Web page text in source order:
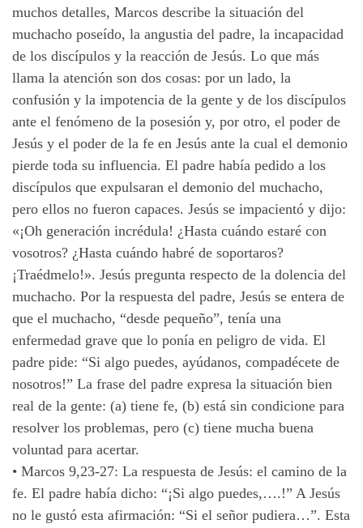
muchos detalles, Marcos describe la situación del
muchacho poseído, la angustia del padre, la incapacidad
de los discípulos y la reacción de Jesús. Lo que más
llama la atención son dos cosas: por un lado, la
confusión y la impotencia de la gente y de los discípulos
ante el fenómeno de la posesión y, por otro, el poder de
Jesús y el poder de la fe en Jesús ante la cual el demonio
pierde toda su influencia. El padre había pedido a los
discípulos que expulsaran el demonio del muchacho,
pero ellos no fueron capaces. Jesús se impacientó y dijo:
«¡Oh generación incrédula! ¿Hasta cuándo estaré con
vosotros? ¿Hasta cuándo habré de soportaros?
¡Traédmelo!». Jesús pregunta respecto de la dolencia del
muchacho. Por la respuesta del padre, Jesús se entera de
que el muchacho, “desde pequeño”, tenía una
enfermedad grave que lo ponía en peligro de vida. El
padre pide: “Si algo puedes, ayúdanos, compadécete de
nosotros!” La frase del padre expresa la situación bien
real de la gente: (a) tiene fe, (b) está sin condicione para
resolver los problemas, pero (c) tiene mucha buena
voluntad para acertar.
• Marcos 9,23-27: La respuesta de Jesús: el camino de la
fe. El padre había dicho: “¡Si algo puedes,….!” A Jesús
no le gustó esta afirmación: “Si el señor pudiera…”. Esta